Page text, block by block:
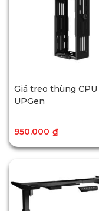
Giá treo thùng CPU
UPGen
950.000 ₫